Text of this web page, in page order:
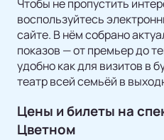
Чтобы не пропустить
воспользуйтесь
сайте. В нём собрано
показов — от премьер до
удобно как для визитов в
театр всей семьёй в
Цены и билеты на
Цветном